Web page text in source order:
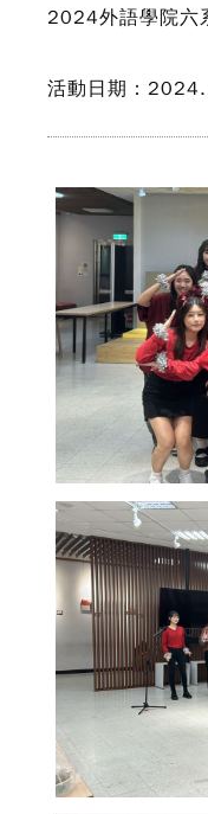
2024外語學院六
活動日期：